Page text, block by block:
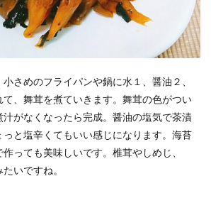
さめのフライパンや鍋に水１、醤油２、
、舞茸を煮ていきます。舞茸の色がつい
がなくなったら完成。醤油の塩気で茶漬
と塩辛くてもいい感じになります。海苔
っても美味しいです。椎茸やしめじ、
いですね。